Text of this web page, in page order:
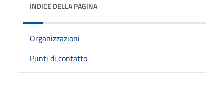
INDICE DELLA PAGINA
Organizzazioni
Punti di contatto